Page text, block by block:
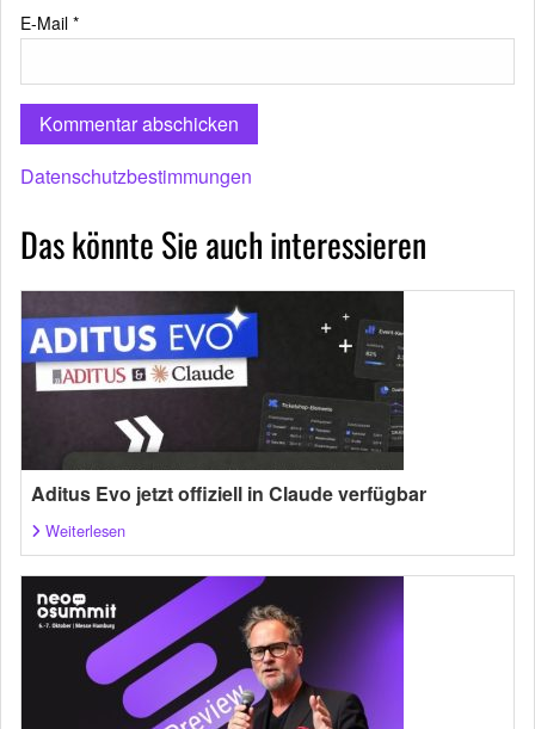
E-Mail *
Datenschutzbestimmungen
Das könnte Sie auch interessieren
Aditus Evo jetzt offiziell in Claude verfügbar
Weiterlesen